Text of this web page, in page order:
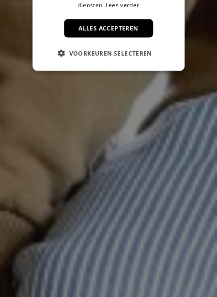
diensten. Lees verder
ALLES ACCEPTEREN
VOORKEUREN SELECTEREN